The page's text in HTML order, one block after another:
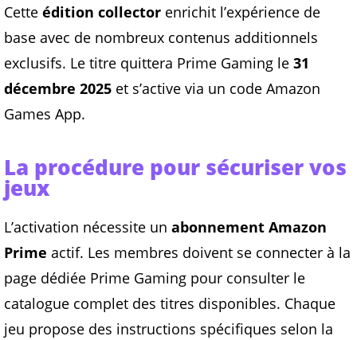
Cette édition collector enrichit l’expérience de
base avec de nombreux contenus additionnels
exclusifs. Le titre quittera Prime Gaming le 31
décembre 2025 et s’active via un code Amazon
Games App.
La procédure pour sécuriser vos
jeux
L’activation nécessite un abonnement Amazon
Prime actif. Les membres doivent se connecter à la
page dédiée Prime Gaming pour consulter le
catalogue complet des titres disponibles. Chaque
jeu propose des instructions spécifiques selon la